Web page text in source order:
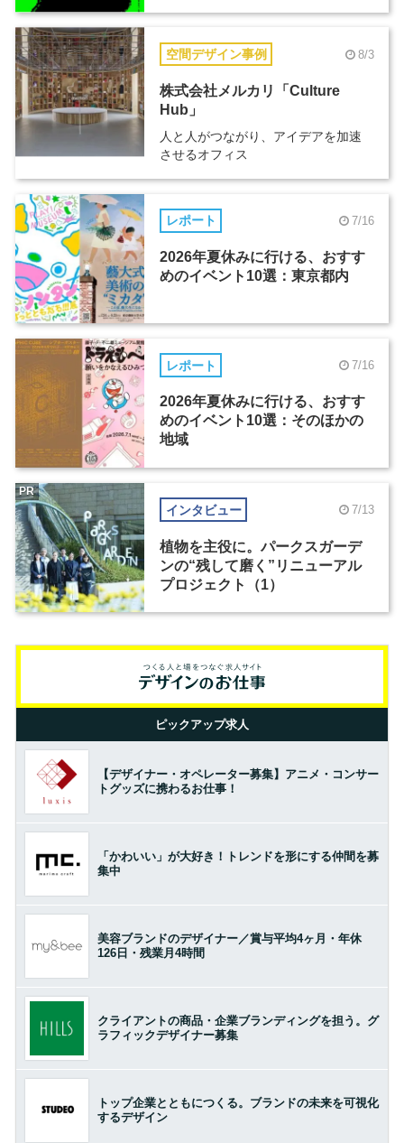
空間デザイン事例 8/3
株式会社メルカリ「Culture
Hub」
人と人がつながり、アイデアを加速
させるオフィス
レポート 7/16
2026年夏休みに行ける、おすす
めのイベント10選：東京都内
レポート 7/16
2026年夏休みに行ける、おすす
めのイベント10選：そのほかの
地域
インタビュー 7/13
植物を主役に。パークスガーデ
ンの“残して磨く”リニューアル
プロジェクト（1）
PR
ピックアップ求人
【デザイナー・オペレーター募集】アニメ・コンサー
トグッズに携わるお仕事！
「かわいい」が大好き！トレンドを形にする仲間を募
集中
美容ブランドのデザイナー／賞与平均4ヶ月・年休
126日・残業月4時間
クライアントの商品・企業ブランディングを担う。グ
ラフィックデザイナー募集
トップ企業とともにつくる。ブランドの未来を可視化
するデザイン